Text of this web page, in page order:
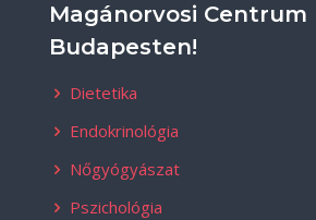
Magánorvosi Centrum
Budapesten!
Dietetika
Endokrinológia
Nőgyógyászat
Pszichológia